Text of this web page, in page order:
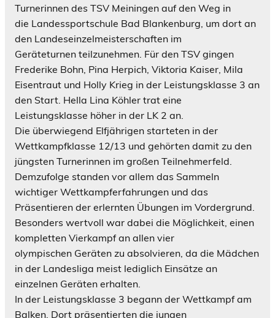
Turnerinnen des TSV Meiningen auf den Weg in
die Landessportschule Bad Blankenburg, um dort an
den Landeseinzelmeisterschaften im
Geräteturnen teilzunehmen. Für den TSV gingen
Frederike Bohn, Pina Herpich, Viktoria Kaiser, Mila
Eisentraut und Holly Krieg in der Leistungsklasse 3 an
den Start. Hella Lina Köhler trat eine
Leistungsklasse höher in der LK 2 an.
Die überwiegend Elfjährigen starteten in der
Wettkampfklasse 12/13 und gehörten damit zu den
jüngsten Turnerinnen im großen Teilnehmerfeld.
Demzufolge standen vor allem das Sammeln
wichtiger Wettkampferfahrungen und das
Präsentieren der erlernten Übungen im Vordergrund.
Besonders wertvoll war dabei die Möglichkeit, einen
kompletten Vierkampf an allen vier
olympischen Geräten zu absolvieren, da die Mädchen
in der Landesliga meist lediglich Einsätze an
einzelnen Geräten erhalten.
In der Leistungsklasse 3 begann der Wettkampf am
Balken. Dort präsentierten die jungen